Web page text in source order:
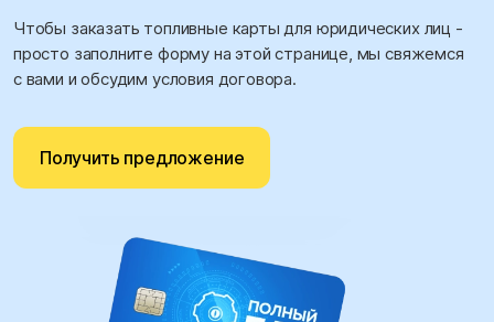
Чтобы заказать топливные карты для юридических лиц -
просто заполните форму на этой странице, мы свяжемся
с вами и обсудим условия договора.
Получить предложение